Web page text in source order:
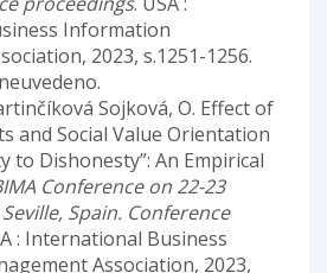
Information
2023, s.1251-1256.
Sojková, O. Effect of
and Social Value Orientation
to Dishonesty”: An Empirical
Conference on 22-23
Spain. Conference
: International Business
Association, 2023,